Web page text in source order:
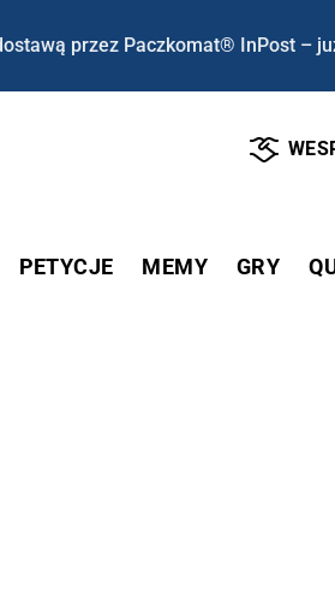
przez Paczkomat® InPost –
PETYCJE MEMY GRY